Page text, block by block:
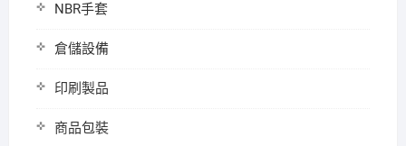
NBR手套
倉儲設備
印刷製品
商品包裝